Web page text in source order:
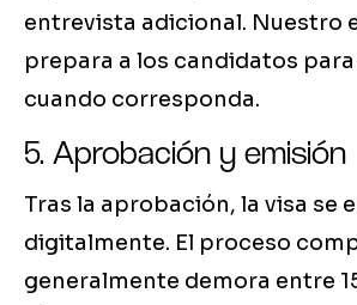
entrevista adicional. Nuestro
prepara a los candidatos
cuando corresponda.
5. Aprobación y emisión
Tras la aprobación, la visa se
digitalmente. El proceso
generalmente demora entre